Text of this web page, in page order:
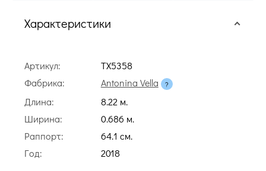
Характеристики
Артикул:
TX5358
Фабрика:
Antonina Vella
Длина:
8.22 м.
Ширина:
0.686 м.
Раппорт:
64.1 cм.
Год:
2018